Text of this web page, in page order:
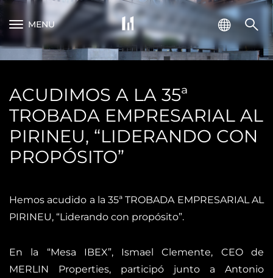
MENU
ACUDIMOS A LA 35ª
TROBADA EMPRESARIAL AL
PIRINEU, “LIDERANDO CON
PROPÓSITO”
Hemos acudido a la 35ª TROBADA EMPRESARIAL AL
PIRINEU, “Liderando con propósito”.
En la “Mesa IBEX”, Ismael Clemente, CEO de
MERLIN Properties, participó junto a Antonio